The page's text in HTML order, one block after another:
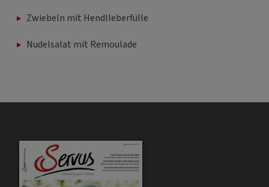
Zwiebeln mit Hendlleberfülle
Nudelsalat mit Remoulade